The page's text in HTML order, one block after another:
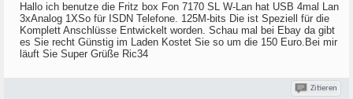
Hallo ich benutze die Fritz box Fon 7170 SL W-Lan hat USB 4mal Lan
3xAnalog 1XSo für ISDN Telefone. 125M-bits Die ist Speziell für die
Komplett Anschlüsse Entwickelt worden. Schau mal bei Ebay da gibt
es Sie recht Günstig im Laden Kostet Sie so um die 150 Euro.Bei mir
läuft Sie Super Grüße Ric34
Zitieren